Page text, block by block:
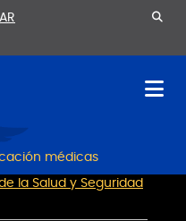
médicas
la Salud y Seguridad